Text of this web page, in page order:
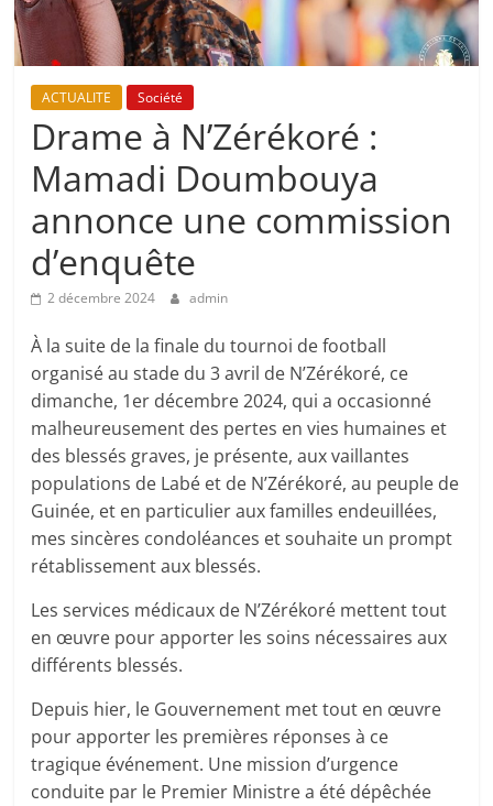
ACTUALITE Société
Drame à N’Zérékoré :
Mamadi Doumbouya
annonce une commission
d’enquête
2 décembre 2024 admin
À la suite de la finale du tournoi de football
organisé au stade du 3 avril de N’Zérékoré, ce
dimanche, 1er décembre 2024, qui a occasionné
malheureusement des pertes en vies humaines et
des blessés graves, je présente, aux vaillantes
populations de Labé et de N’Zérékoré, au peuple de
Guinée, et en particulier aux familles endeuillées,
mes sincères condoléances et souhaite un prompt
rétablissement aux blessés.
Lesservices médicaux de N’Zérékoré mettent tout
en œuvre pour apporter les soins nécessaires aux
différents blessés.
Depuis hier, le Gouvernement met tout en œuvre
pour apporter les premières réponses à ce
tragique événement. Une mission d’urgence
conduite par le Premier Ministre a été dépêchée